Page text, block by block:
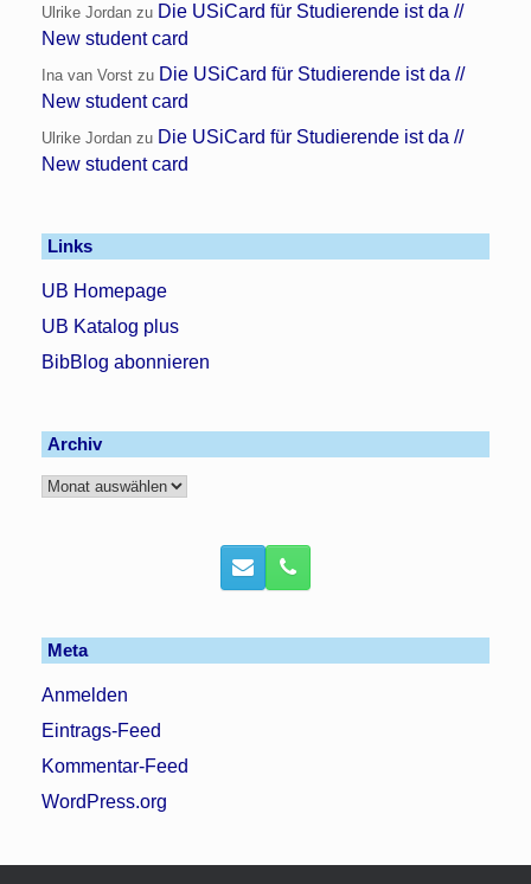
Ulrike Jordan zu Die USiCard für Studierende ist da //
New student card
Ina van Vorst zu Die USiCard für Studierende ist da //
New student card
Ulrike Jordan zu Die USiCard für Studierende ist da //
New student card
Links
UB Homepage
UB Katalog plus
BibBlog abonnieren
Archiv
Archiv
Meta
Anmelden
Eintrags-Feed
Kommentar-Feed
WordPress.org